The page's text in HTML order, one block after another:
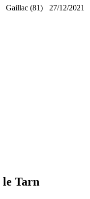
Gaillac (81) 27/12/2021
le Tarn